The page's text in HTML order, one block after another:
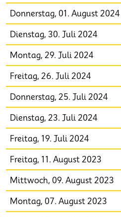
Donnerstag, 01. August 2024
Dienstag, 30. Juli 2024
Montag, 29. Juli 2024
Freitag, 26. Juli 2024
Donnerstag, 25. Juli 2024
Dienstag, 23. Juli 2024
Freitag, 19. Juli 2024
Freitag, 11. August 2023
Mittwoch, 09. August 2023
Montag, 07. August 2023